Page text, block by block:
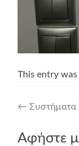
This entry
Post
← Συστήματα
Αφήστε